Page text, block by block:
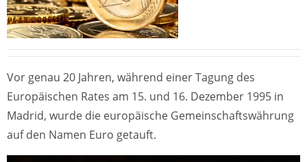
Vor genau 20 Jahren, während einer Tagung des
Europäischen Rates am 15. und 16. Dezember 1995 in
Madrid, wurde die europäische Gemeinschaftswährung
auf den Namen Euro getauft.